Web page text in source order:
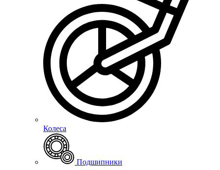
Колеса
Подшипники